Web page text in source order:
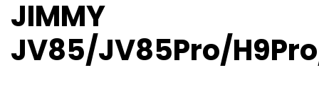
JIMMY
JV85/JV85Pro/